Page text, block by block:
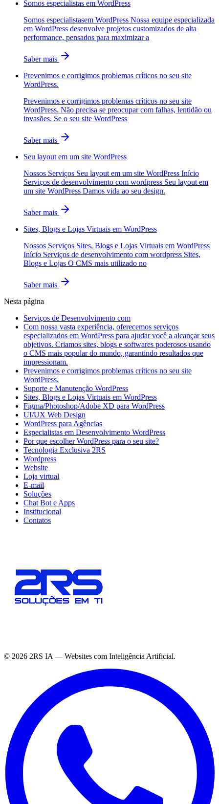
Somos especialistas em WordPress
Somos especialistasem WordPress Nossa equipe especializada
em WordPress desenvolve projetos customizados de alta
performance, pensados para maximizar a
Saber mais
Prevenimos e corrigimos problemas críticos no seu site
WordPress.
Prevenimos e corrigimos problemas críticos no seu site
WordPress. Não precisa se preocupar com falhas, lentidão ou
invasões. Se o seu site WordPress
Saber mais
Seu layout em um site WordPress
Nossos Serviços Seu layout em um site WordPress Início
Serviços de desenvolvimento com wordpress Seu layout em
um site WordPress Damos vida ao seu design.
Saber mais
Sites, Blogs e Lojas Virtuais em WordPress
Nossos Serviços Sites, Blogs e Lojas Virtuais em WordPress
Início Serviços de desenvolvimento com wordpress Sites,
Blogs e Lojas O CMS mais utilizado no
Saber mais
Nesta página
Serviços de Desenvolvimento com
Com nossa vasta experiência, oferecemos serviços
especializados em WordPress para ajudar você a alcançar seus
objetivos. Criamos sites, blogs e softwares poderosos usando
o CMS mais popular do mundo, garantindo resultados que
impressionam.
Prevenimos e corrigimos problemas críticos no seu site
WordPress.
Suporte e Manutenção WordPress
Sites, Blogs e Lojas Virtuais em WordPress
Figma/Photoshop/Adobe XD para WordPress
UI/UX Web Design
WordPress para Agências
Especialistas em Desenvolvimento WordPress
Por que escolher WordPress para o seu site?
Tecnologia Exclusiva 2RS
Wordpress
Website
Loja virtual
E-mail
Soluções
Chat Bot e Apps
Institucional
Contatos
© 2026 2RS IA — Websites com Inteligência Artificial.